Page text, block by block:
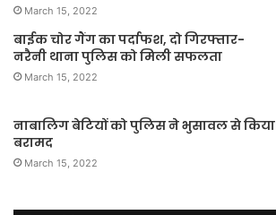
March 15, 2022
बाईक चोर गैंग का पर्दाफश, दो गिरफ्तार-
नरैनी थाना पुलिस को मिली सफलता
March 15, 2022
नाबालिग बेटियों को पुलिस ने भुसावल से किया
बरामद
March 15, 2022